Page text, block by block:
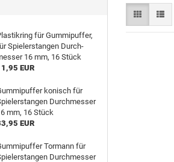
für Gum­mi­puf­fer,
Spie­ler­stan­gen Durch­
16 mm, 16 Stück
EUR
ko­nisch für
Durch­mes­ser
mm, 16 Stück
EUR
Tor­mann für
Durch­mes­ser